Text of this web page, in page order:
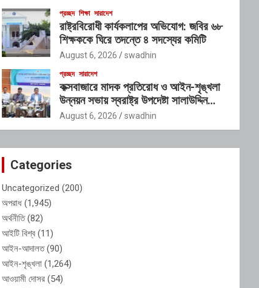
প্রচ্ছদ শিক্ষা সারাদেশ
রাষ্ট্রবিরোধী কার্যকলাপের অভিযোগ: জবির ৬৮
শিক্ষককে ঘিরে তদন্তে ৪ সদস্যের কমিটি
August 6, 2026 swadhin
প্রচ্ছদ সারাদেশ
কক্সবাজারে মাদক প্রতিরোধ ও আইন-শৃঙ্খলা
উন্নয়ন সভায় স্বরাষ্ট্র উপদেষ্টা সালাউদ্দিন
আহমদ
August 6, 2026 swadhin
Categories
Uncategorized (200)
অপরাধ (1,945)
অর্থনীতি(82)
আইটি বিশ্ব (11)
আইন-আদালত(90)
আইন-শৃঙ্খলা (1,264)
আওয়ামী দোসর (54)